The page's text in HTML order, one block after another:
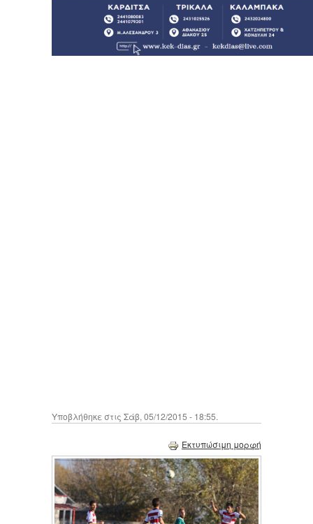
Υποβλήθηκε στις Σάβ, 05/12/2015 - 18:55.
Εκτυπώσιμη μορφή